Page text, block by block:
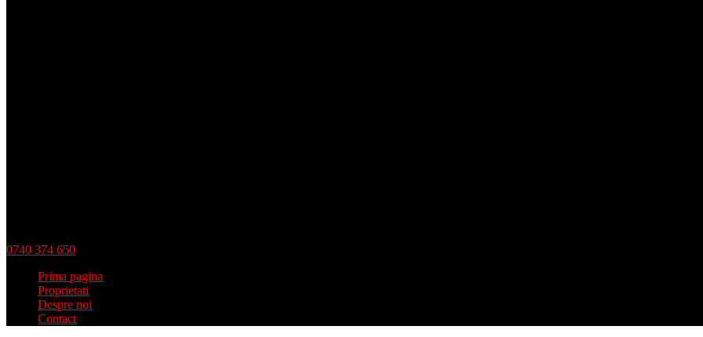
0740 374 650
Prima pagina
Proprietati
Despre noi
Contact